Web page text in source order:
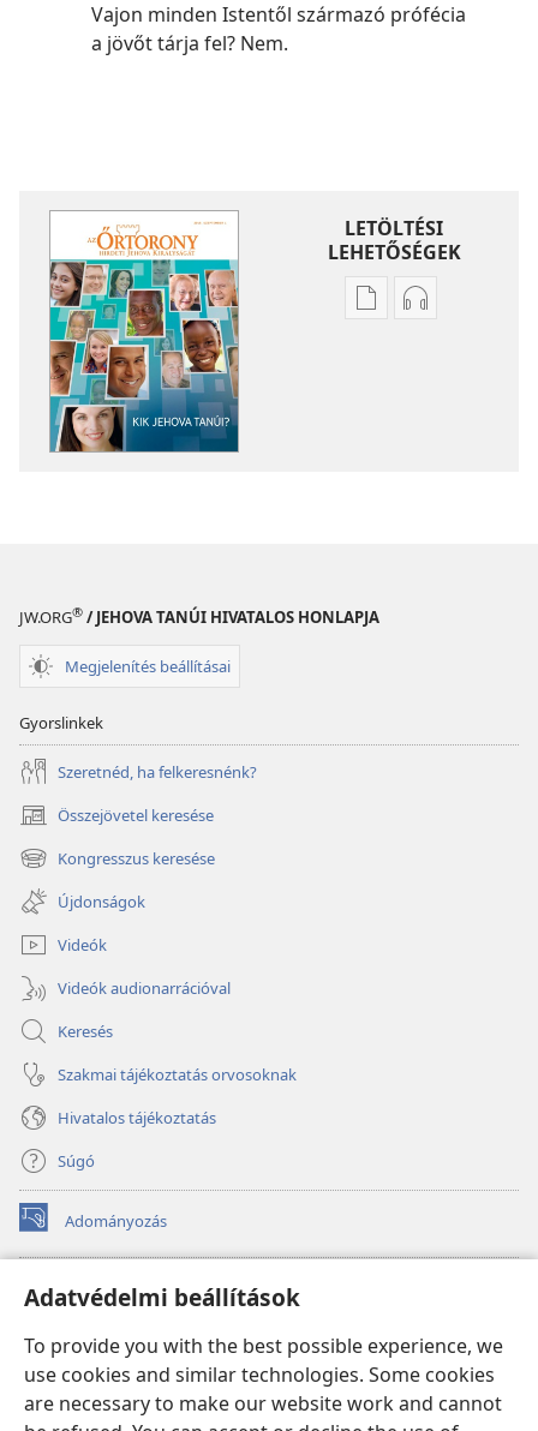
Adatvédelmi beállítások
To provide you with the best possible experience, we
use cookies and similar technologies. Some cookies
are necessary to make our website work and cannot
Vajon minden Istentől származó prófécia
a jövőt tárja fel? Nem.
LETÖLTÉSI
LEHETŐSÉGEK
Kiadványok
JW.ORG® / JEHOVA TANÚI HIVATALOS HONLAPJA
Megjelenítés beállításai
Gyorslinkek
Szeretnéd, ha felkeresnénk?
Összejövetel keresése
(opens
new
window)
Kongresszus keresése
(opens
new
window)
Újdonságok
Videók
Videók audionarrációval
Keresés
Szakmai tájékoztatás orvosoknak
Hivatalos tájékoztatás
Súgó
Adományozás
(opens
new
Őrtorony ONLINE KÖNYVTÁR
(opens
window)JW Hub
(opens
new
window)JW Library